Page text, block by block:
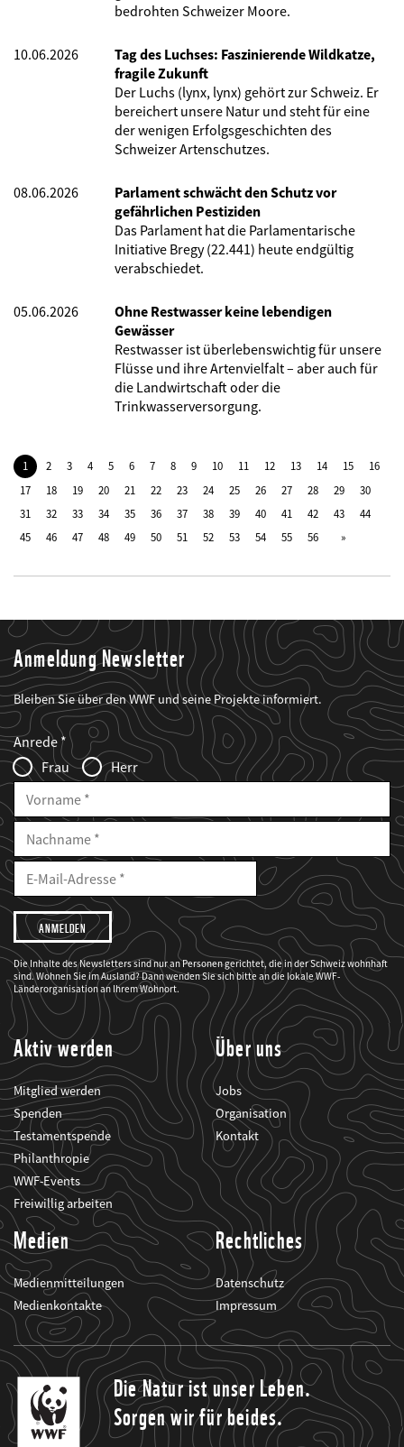
bedrohten Schweizer Moore.
10.06.2026
Tag des Luchses: Faszinierende Wildkatze,
fragile Zukunft
Der Luchs (lynx, lynx) gehört zur Schweiz. Er
bereichert unsere Natur und steht für eine
der wenigen Erfolgsgeschichten des
Schweizer Artenschutzes.
08.06.2026
Parlament schwächt den Schutz vor
gefährlichen Pestiziden
Das Parlament hat die Parlamentarische
Initiative Bregy (22.441) heute endgültig
verabschiedet.
05.06.2026
Ohne Restwasser keine lebendigen
Gewässer
Restwasser ist überlebenswichtig für unsere
Flüsse und ihre Artenvielfalt – aber auch für
die Landwirtschaft oder die
Trinkwasserversorgung.
1 2 3 4 5 6 7 8 9 10 11 12 13 14 15
16
17
18 19 20 21 22 23 24 25 26 27 28 29
30
31
32 33 34 35 36 37 38 39 40 41 42 43
44
45
46 47 48 49 50 51 52 53 54 55 56
Anmeldung Newsletter
Bleiben Sie über den WWF und seine Projekte informiert.
Web2Case
Infofelder
Fieldset
anrede_name
Anrede
Frau
Herr
Vorname
Nachname
E-
Mailadresse
E-
Adresse
Ich
möchte,
dass
der
WWF
mich
über
seine
Projekte
informiert.
Die Inhalte des Newsletters sind nur an Personen gerichtet, die in der Schweiz wohnhaft
sind. Wohnen Sie im Ausland? Dann wenden Sie sich bitte an die lokale WWF-
Länderorganisation an Ihrem Wohnort.
Aktiv werden
Mitglied werden
Spenden
Testamentspende
Philanthropie
WWF-Events
Freiwillig arbeiten
Über uns
Jobs
Organisation
Kontakt
Medien
Medienmitteilungen
Medienkontakte
Rechtliches
Datenschutz
Impressum
Die Natur ist unser Leben.
Sorgen wir für beides.